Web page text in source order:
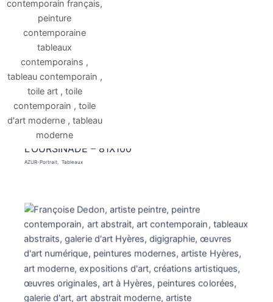
L’OURSINADE – 81X100
AZUR-Portrait Tableaux